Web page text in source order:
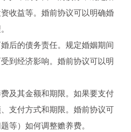
收益等。婚前协议可以明确婚
后的债务责任。规定婚姻期间
到经济影响。婚前协议可以明
及其金额和期限。如果要支付
支付方式和期限。婚前协议可
等）如何调整赡养费。